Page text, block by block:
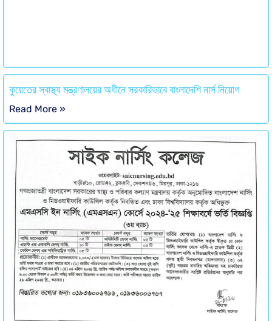
কুয়েতের স্বাস্থ্য মন্ত্রণালয়ের অধীনে সরকারিভাবে বাংলাদেশি নার্স নিয়োগ
Read More »